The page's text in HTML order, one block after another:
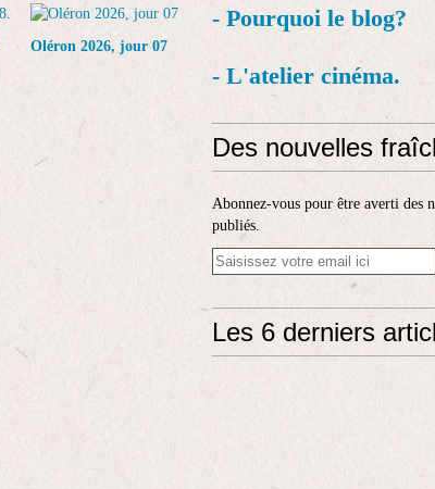
Oléron 2026, jour 07
- Pourquoi le blog?
- L'atelier cinéma.
Des nouvelles
Abonnez-vous pour être averti des
publiés.
Les 6 derniers